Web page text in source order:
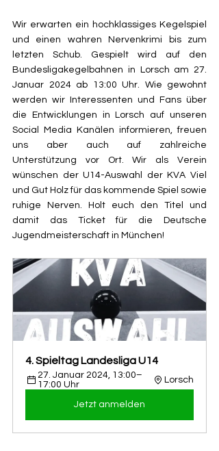
Wir erwarten ein hochklassiges Kegelspiel
und einen wahren Nervenkrimi bis zum
letzten Schub. Gespielt wird auf den
Bundesligakegelbahnen in Lorsch am 27.
Januar 2024 ab 13:00 Uhr. Wie gewohnt
werden wir Interessenten und Fans über
die Entwicklungen in Lorsch auf unseren
Social Media Kanälen informieren, freuen
uns aber auch auf zahlreiche
Unterstützung vor Ort. Wir als Verein
wünschen der U14-Auswahl der KVA Viel
und Gut Holz für das kommende Spiel sowie
ruhige Nerven. Holt euch den Titel und
damit das Ticket für die Deutsche
Jugendmeisterschaft in München!
4. Spieltag Landesliga U14
27. Januar 2024, 13:00–
17:00 Uhr
Lorsch
Jetzt anmelden